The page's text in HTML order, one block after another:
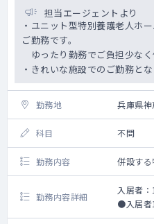
担当エージェントより
・ユニット型特別養護老人ホ
ご勤務です。
ゆったり勤務でご負担少なく
・きれいな施設でのご勤務とな
勤務地 兵庫県
科目 不問
勤務内容 併設す
勤務内容詳細
入居者
●入居者
の業務で